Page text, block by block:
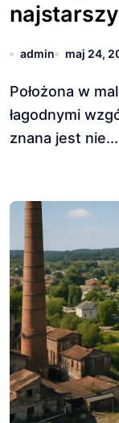
admin maj 24,
Położona w malowniczej dolinie, otoczona
łagodnymi
znana jest nie...